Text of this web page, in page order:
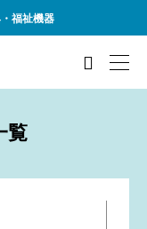
福祉機器

覧